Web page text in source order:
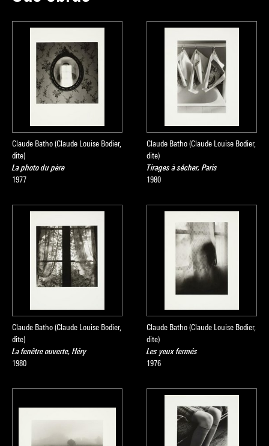
Claude Batho (Claude Louise Bodier,
dite)
La photo du père
1977
Claude Batho (Claude Louise Bodier,
dite)
Tirages à sécher, Paris
1980
Claude Batho (Claude Louise Bodier,
dite)
La fenêtre ouverte, Héry
1980
Claude Batho (Claude Louise Bodier,
dite)
Les yeux fermés
1976